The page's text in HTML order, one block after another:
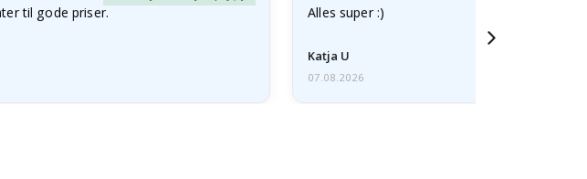
til gode priser. Alles super :)
Katja U
07.08.2026